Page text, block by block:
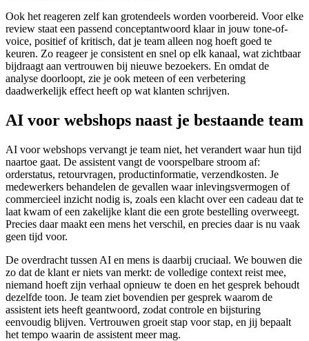
Ook het reageren zelf kan grotendeels worden voorbereid. Voor elke
review staat een passend conceptantwoord klaar in jouw tone-of-
voice, positief of kritisch, dat je team alleen nog hoeft goed te
keuren. Zo reageer je consistent en snel op elk kanaal, wat zichtbaar
bijdraagt aan vertrouwen bij nieuwe bezoekers. En omdat de
analyse doorloopt, zie je ook meteen of een verbetering
daadwerkelijk effect heeft op wat klanten schrijven.
AI voor webshops naast je bestaande team
AI voor webshops vervangt je team niet, het verandert waar hun tijd
naartoe gaat. De assistent vangt de voorspelbare stroom af:
orderstatus, retourvragen, productinformatie, verzendkosten. Je
medewerkers behandelen de gevallen waar inlevingsvermogen of
commercieel inzicht nodig is, zoals een klacht over een cadeau dat te
laat kwam of een zakelijke klant die een grote bestelling overweegt.
Precies daar maakt een mens het verschil, en precies daar is nu vaak
geen tijd voor.
De overdracht tussen AI en mens is daarbij cruciaal. We bouwen die
zo dat de klant er niets van merkt: de volledige context reist mee,
niemand hoeft zijn verhaal opnieuw te doen en het gesprek behoudt
dezelfde toon. Je team ziet bovendien per gesprek waarom de
assistent iets heeft geantwoord, zodat controle en bijsturing
eenvoudig blijven. Vertrouwen groeit stap voor stap, en jij bepaalt
het tempo waarin de assistent meer mag.